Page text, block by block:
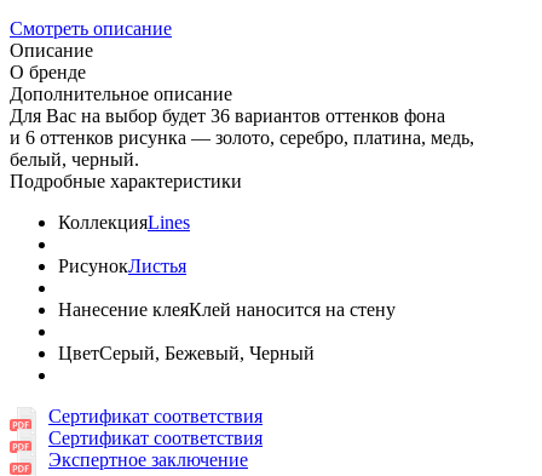
Смотреть описание
Описание
О бренде
Дополнительное описание
Для Вас на выбор будет 36 вариантов оттенков фона
и 6 оттенков рисунка — золото, серебро, платина, медь,
белый, черный.
Подробные характеристики
КоллекцияLines
РисунокЛистья
Нанесение клеяКлей наносится на стену
ЦветСерый, Бежевый, Черный
Сертификат соответствия
Сертификат соответствия
Экспертное заключение